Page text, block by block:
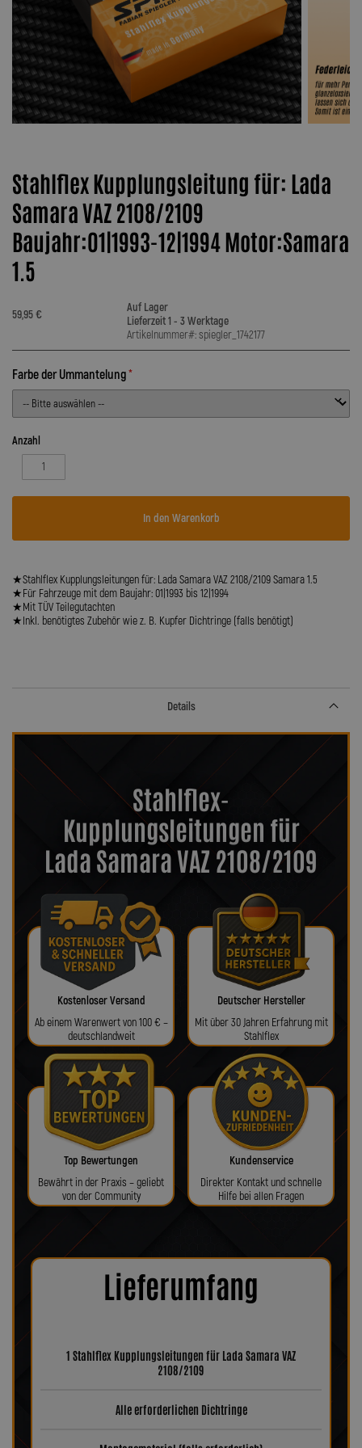
Stahlflex Kupplungsleitung für: Lada
Samara VAZ 2108/2109
Baujahr:01|1993-12|1994 Motor:Samara
1.5
59,95 €
Auf Lager
Lieferzeit 1 - 3 Werktage
Artikelnummer#: spiegler_1742177
Farbe der Ummantelung
Anzahl
In den Warenkorb
★Stahlflex Kupplungsleitungen für: Lada Samara VAZ 2108/2109 Samara 1.5
★Für Fahrzeuge mit dem Baujahr: 01|1993 bis 12|1994
★Mit TÜV Teilegutachten
★Inkl. benötigtes Zubehör wie z. B. Kupfer Dichtringe (falls benötigt)
Details
Stahlflex-
Kupplungsleitungen für
Lada Samara VAZ 2108/2109
Kostenloser Versand
Ab einem Warenwert von 100 € –
deutschlandweit
Deutscher Hersteller
Mit über 30 Jahren Erfahrung mit
Stahlflex
Top Bewertungen
Bewährt in der Praxis – geliebt
von der Community
Kundenservice
Direkter Kontakt und schnelle
Hilfe bei allen Fragen
Lieferumfang
1 Stahlflex Kupplungsleitungen für Lada Samara VAZ
2108/2109
Alle erforderlichen Dichtringe